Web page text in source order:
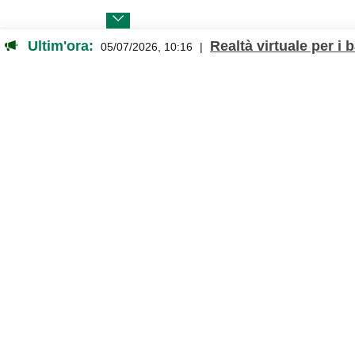
Ultim'ora: 05/07/2026, 10:16 | Realtà virtuale per i